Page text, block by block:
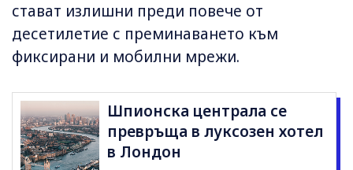
стават излишни преди повече от
десетилетие с преминаването към
фиксирани и мобилни мрежи.
Шпионска централа се
превръща в луксозен хотел
в Лондон